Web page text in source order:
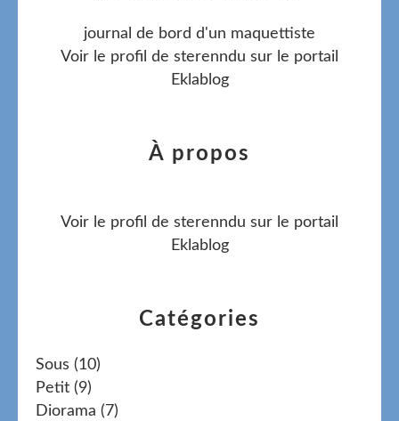
Catégories
Sous (10)
Petit (9)
Diorama (7)
journal de bord d'un maquettiste
Voir le profil de sterenndu sur le portail
Eklablog
À propos
Voir le profil de sterenndu sur le portail
Eklablog